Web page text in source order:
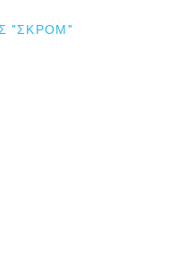
"ΣΚΡΟΜ"